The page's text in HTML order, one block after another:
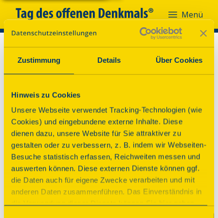
Zustimmung Details Über Cookies
Hinweis zu Cookies
Unsere Webseite verwendet Tracking-Technologien (wie
Cookies) und eingebundene externe Inhalte. Diese
dienen dazu, unsere Website für Sie attraktiver zu
gestalten oder zu verbessern, z. B. indem wir Webseiten-
Besuche statistisch erfassen, Reichweiten messen und
auswerten können. Diese externen Dienste können ggf.
die Daten auch für eigene Zwecke verarbeiten und mit
anderen Daten zusammenführen. Das Einverständnis in
die Verwendung dieser Dienste können Sie hier geben.
Menü